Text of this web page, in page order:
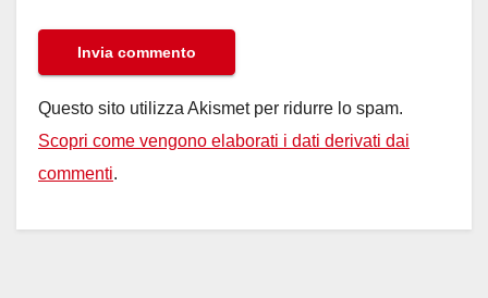
Questo sito utilizza Akismet per ridurre lo spam.
Scopri come vengono elaborati i dati derivati dai
commenti.